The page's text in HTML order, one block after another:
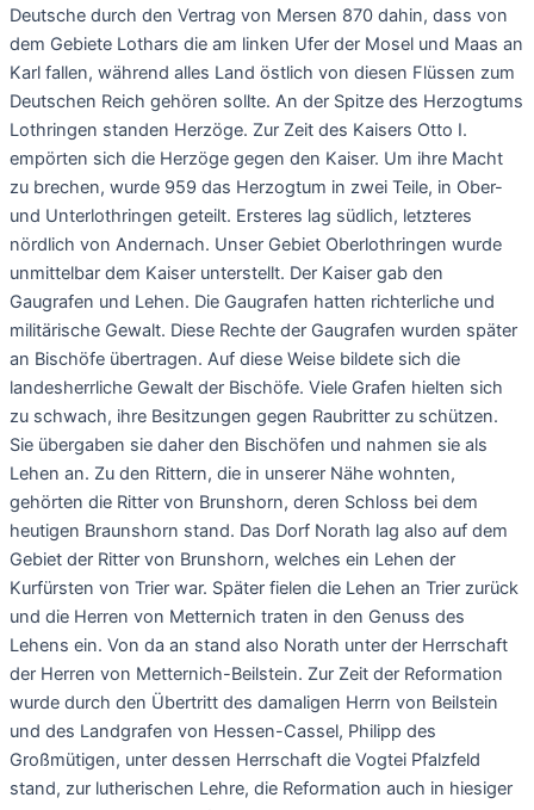
Deutsche durch den Vertrag von Mersen 870 dahin, dass von
dem Gebiete Lothars die am linken Ufer der Mosel und Maas an
Karl fallen, während alles Land östlich von diesen Flüssen zum
Deutschen Reich gehören sollte. An der Spitze des Herzogtums
Lothringen standen Herzöge. Zur Zeit des Kaisers Otto I.
empörten sich die Herzöge gegen den Kaiser. Um ihre Macht
zu brechen, wurde 959 das Herzogtum in zwei Teile, in Ober-
und Unterlothringen geteilt. Ersteres lag südlich, letzteres
nördlich von Andernach. Unser Gebiet Oberlothringen wurde
unmittelbar dem Kaiser unterstellt. Der Kaiser gab den
Gaugrafen und Lehen. Die Gaugrafen hatten richterliche und
militärische Gewalt. Diese Rechte der Gaugrafen wurden später
an Bischöfe übertragen. Auf diese Weise bildete sich die
landesherrliche Gewalt der Bischöfe. Viele Grafen hielten sich
zu schwach, ihre Besitzungen gegen Raubritter zu schützen.
Sie übergaben sie daher den Bischöfen und nahmen sie als
Lehen an. Zu den Rittern, die in unserer Nähe wohnten,
gehörten die Ritter von Brunshorn, deren Schloss bei dem
heutigen Braunshorn stand. Das Dorf Norath lag also auf dem
Gebiet der Ritter von Brunshorn, welches ein Lehen der
Kurfürsten von Trier war. Später fielen die Lehen an Trier zurück
und die Herren von Metternich traten in den Genuss des
Lehens ein. Von da an stand also Norath unter der Herrschaft
der Herren von Metternich-Beilstein. Zur Zeit der Reformation
wurde durch den Übertritt des damaligen Herrn von Beilstein
und des Landgrafen von Hessen-Cassel, Philipp des
Großmütigen, unter dessen Herrschaft die Vogtei Pfalzfeld
stand, zur lutherischen Lehre, die Reformation auch in hiesiger